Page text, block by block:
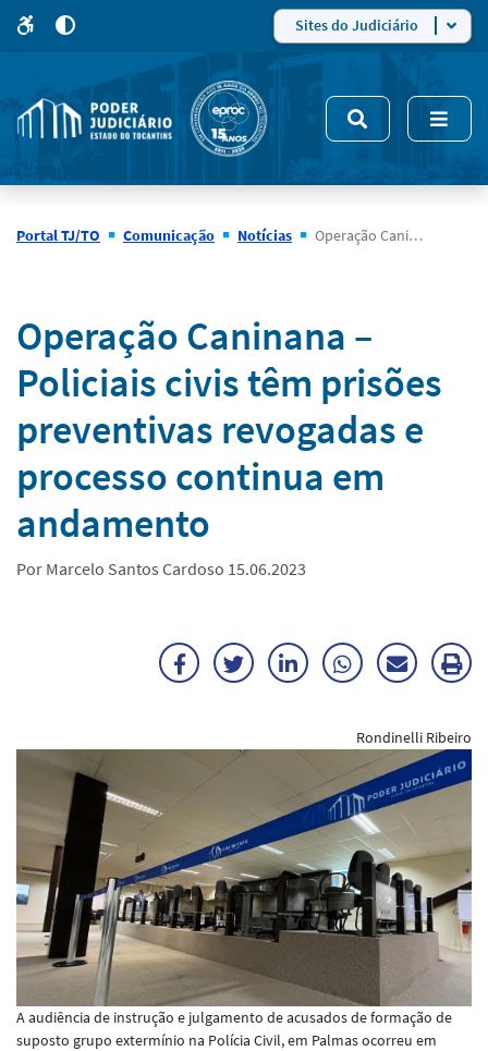
site
5
modo
de
alto
Sites do Judiciário
Portal TJ/TO Comunicação Notícias Operação Caninana – Policiais civis têm prisões preventivas revogadas e processo continua em andamento
Notícias
Operação Caninana –
Policiais civis têm prisões
preventivas revogadas e
processo continua em
andamento
Por Marcelo Santos Cardoso 15.06.2023
FacebookTwitterLinkedInWhatsApp
Enviar
E-
mail
Rondinelli Ribeiro
A audiência de instrução e julgamento de acusados de formação de
suposto grupo extermínio na Polícia Civil, em Palmas ocorreu em